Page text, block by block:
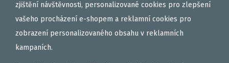
zjištění návštěvnosti, personalizované cookies pro zlepšení
vašeho procházení e-shopem a reklamní cookies pro
zobrazení personalizovaného obsahu v reklamních
kampaních.